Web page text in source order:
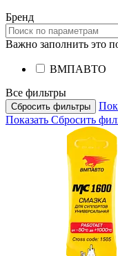
Бренд
Важно заполнить это
ВМПАВТО
Все фильтры
Сбросить фильтры
Показать Сбросить